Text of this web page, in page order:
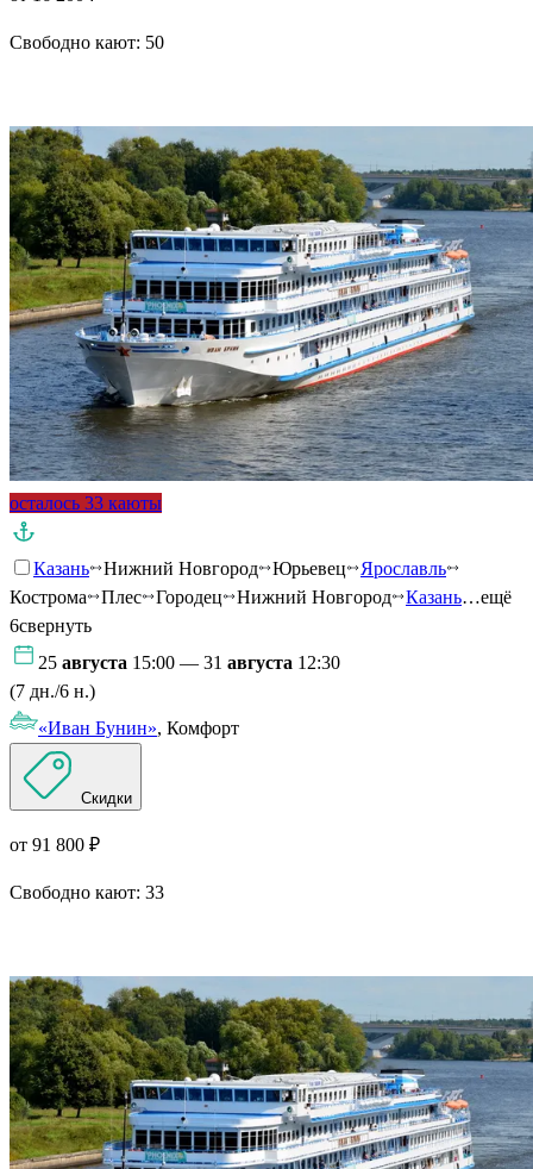
Свободно кают: 50
осталось 33 каюты
Казань Нижний Новгород Юрьевец
Ярославль
Кострома
Плес Городец Нижний Новгород Казань…ещё
6свернуть
25 августа 15:00 — 31 августа 12:30
(7 дн./6 н.)
«Иван Бунин», Комфорт
Скидки
от 91 800 ₽
Свободно кают: 33